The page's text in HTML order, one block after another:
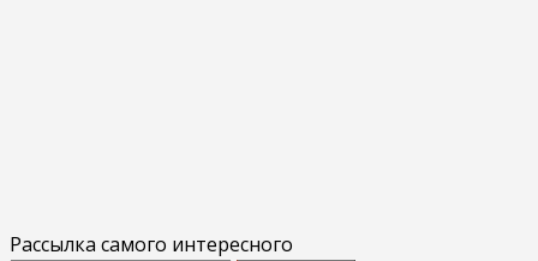
Рассылка самого интересного